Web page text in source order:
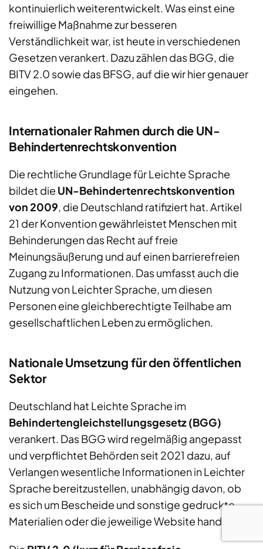
kontinuierlich weiterentwickelt. Was einst eine
freiwillige Maßnahme zur besseren
Verständlichkeit war, ist heute in verschiedenen
Gesetzen verankert. Dazu zählen das BGG, die
BITV 2.0 sowie das BFSG, auf die wir hier genauer
eingehen.
Internationaler Rahmen durch die UN-
Behindertenrechtskonvention
Die rechtliche Grundlage für Leichte Sprache
bildet die UN-Behindertenrechtskonvention
von 2009, die Deutschland ratifiziert hat. Artikel
21 der Konvention gewährleistet Menschen mit
Behinderungen das Recht auf freie
Meinungsäußerung und auf einen barrierefreien
Zugang zu Informationen. Das umfasst auch die
Nutzung von Leichter Sprache, um diesen
Personen eine gleichberechtigte Teilhabe am
gesellschaftlichen Leben zu ermöglichen.
Nationale Umsetzung für den öffentlichen
Sektor
Deutschland hat Leichte Sprache im
Behindertengleichstellungsgesetz (BGG)
verankert. Das BGG wird regelmäßig angepasst
und verpflichtet Behörden seit 2021 dazu, auf
Verlangen wesentliche Informationen in Leichter
Sprache bereitzustellen, unabhängig davon, ob
es sich um Bescheide und sonstige gedruckte
Materialien oder die jeweilige Website handelt.